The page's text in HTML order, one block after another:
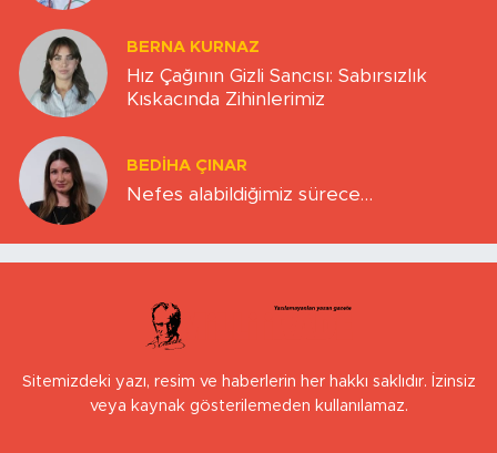
BERNA KURNAZ
Hız Çağının Gizli Sancısı: Sabırsızlık
Kıskacında Zihinlerimiz
BEDIHA ÇINAR
Nefes alabildiğimiz sürece…
Sitemizdeki yazı, resim ve haberlerin her hakkı saklıdır. İzinsiz
veya kaynak gösterilemeden kullanılamaz.